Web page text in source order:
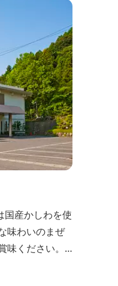
国産かしわを使
味わいのまぜ
ください。
案内してお